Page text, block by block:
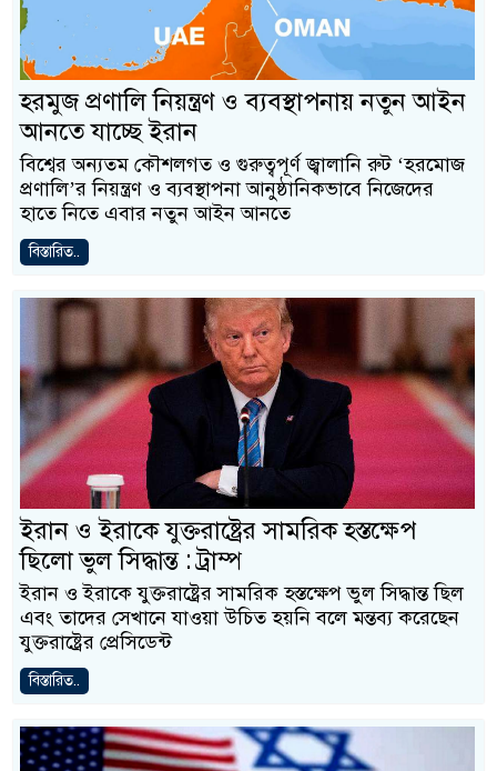
হরমুজ প্রণালি নিয়ন্ত্রণ ও ব্যবস্থাপনায় নতুন আইন
আনতে যাচ্ছে ইরান
বিশ্বের অন্যতম কৌশলগত ও গুরুত্বপূর্ণ জ্বালানি রুট ‘হরমোজ
প্রণালি’র নিয়ন্ত্রণ ও ব্যবস্থাপনা আনুষ্ঠানিকভাবে নিজেদের
হাতে নিতে এবার নতুন আইন আনতে
বিস্তারিত..
ইরান ও ইরাকে যুক্তরাষ্ট্রের সামরিক হস্তক্ষেপ
ছিলো ভুল সিদ্ধান্ত : ট্রাম্প
ইরান ও ইরাকে যুক্তরাষ্ট্রের সামরিক হস্তক্ষেপ ভুল সিদ্ধান্ত ছিল
এবং তাদের সেখানে যাওয়া উচিত হয়নি বলে মন্তব্য করেছেন
যুক্তরাষ্ট্রের প্রেসিডেন্ট
বিস্তারিত..